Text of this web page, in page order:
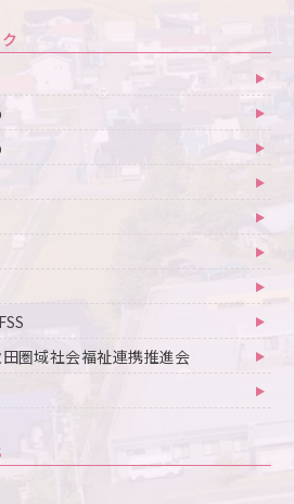
圏域社会福祉連携推進会